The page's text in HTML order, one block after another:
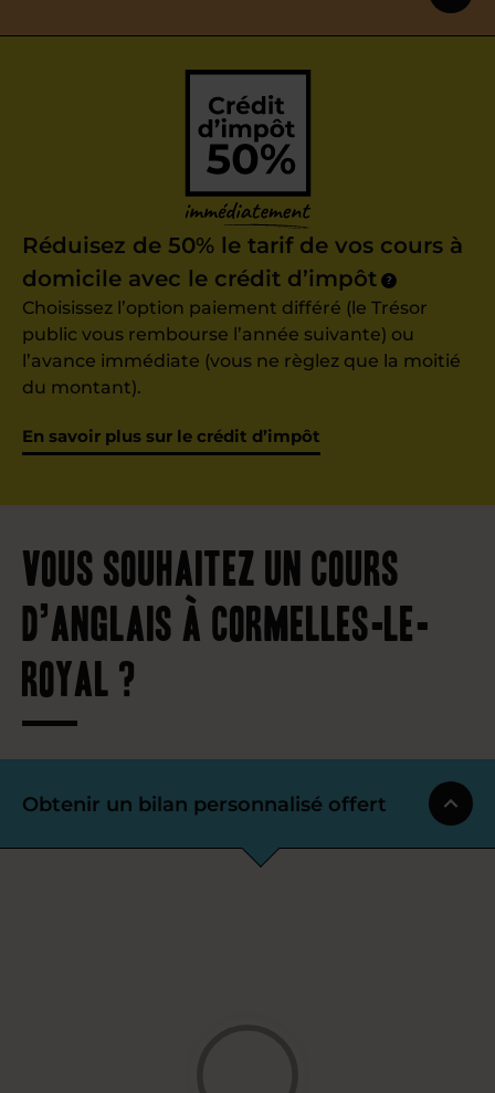
Réduisez de 50% le tarif de vos cours à
domicile avec le crédit d’impôt
?
Choisissez l’option paiement différé (le Trésor
public vous rembourse l’année suivante) ou
l’avance immédiate (vous ne règlez que la moitié
du montant).
En savoir plus sur le crédit d’impôt
Vous souhaitez un cours
d’anglais à Cormelles-le-
Royal ?
Obtenir un bilan personnalisé offert